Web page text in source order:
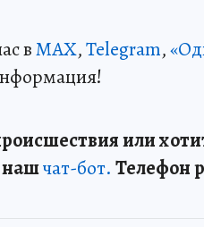
вMAX,Telegram,
или
нашчат-бот. Телефон